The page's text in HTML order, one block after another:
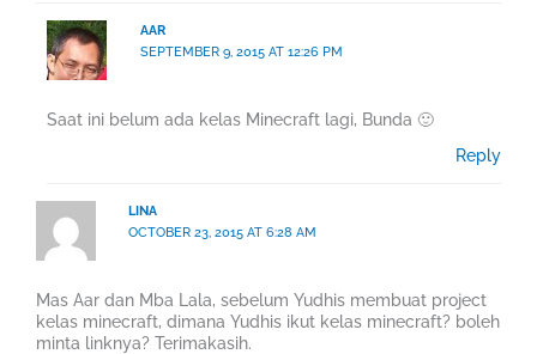
AAR
SEPTEMBER 9, 2015 AT 12:26 PM
Saat ini belum ada kelas Minecraft lagi, Bunda 🙂
Reply
LINA
OCTOBER 23, 2015 AT 6:28 AM
Mas Aar dan Mba Lala, sebelum Yudhis membuat project
kelas minecraft, dimana Yudhis ikut kelas minecraft? boleh
minta linknya? Terimakasih.